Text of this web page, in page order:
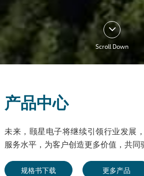
Scroll Down
产品中心
未来，颐星电子将继续引领行业发展
服务水平，为客户创造更多价值，共同
规格书下载 更多产品